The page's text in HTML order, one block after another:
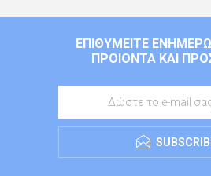
ΕΠΙΘΥΜΕΊΤΕ
ΠΡΟΙΌΝΤΑ ΚΑΙ